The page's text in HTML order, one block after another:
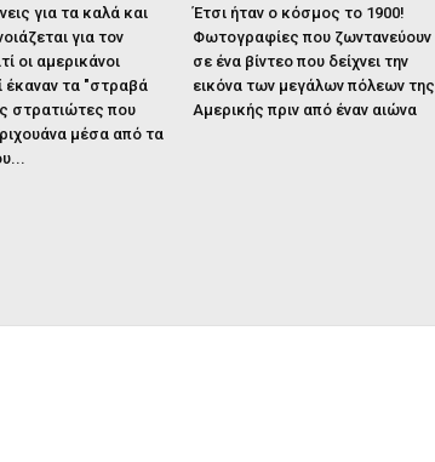
για τα καλά και
για τον
οι αμερικάνοι
έκαναν τα "στραβά
στρατιώτες που
μέσα από τα
Έτσι ήταν ο κόσμος το 1900!
Φωτογραφίες που ζωντανεύουν
σε ένα βίντεο που δείχνει την
εικόνα των μεγάλων πόλεων της
Αμερικής πριν από έναν αιώνα